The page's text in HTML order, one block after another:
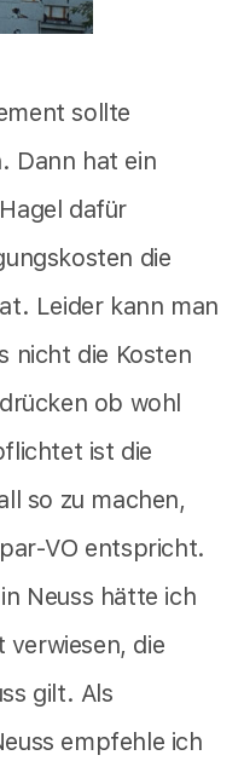
sollte
Dann hat ein
dafür
die
Leider kann man
nicht die Kosten
ob wohl
ist die
so zu machen,
VO entspricht.
Neuss hätte ich
verwiesen, die
gilt. Als
empfehle ich